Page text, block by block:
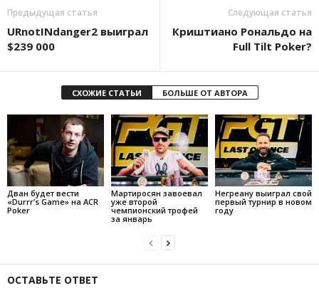
Предыдущая статья
URnotINdanger2 выиграл
$239 000
Следующая статья
Криштиано Рональдо на
Full Tilt Poker?
СХОЖИЕ СТАТЬИ БОЛЬШЕ ОТ АВТОРА
Дван будет вести
«Durrr’s Game» на ACR
Poker
Мартиросян завоевал
уже второй
чемпионский трофей
за январь
Негреану выиграл свой
первый турнир в новом
году
ОСТАВЬТЕ ОТВЕТ